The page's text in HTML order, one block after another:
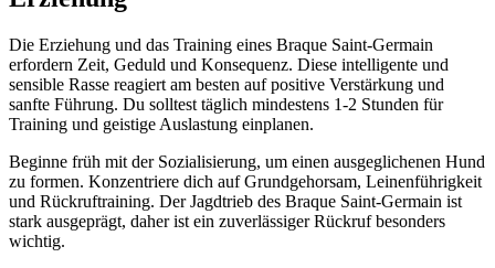
Die Erziehung und das Training eines Braque Saint-Germain
erfordern Zeit, Geduld und Konsequenz. Diese intelligente und
sensible Rasse reagiert am besten auf positive Verstärkung und
sanfte Führung. Du solltest täglich mindestens 1-2 Stunden für
Training und geistige Auslastung einplanen.
Beginne früh mit der Sozialisierung, um einen ausgeglichenen Hund
zu formen. Konzentriere dich auf Grundgehorsam, Leinenführigkeit
und Rückruftraining. Der Jagdtrieb des Braque Saint-Germain ist
stark ausgeprägt, daher ist ein zuverlässiger Rückruf besonders
wichtig.